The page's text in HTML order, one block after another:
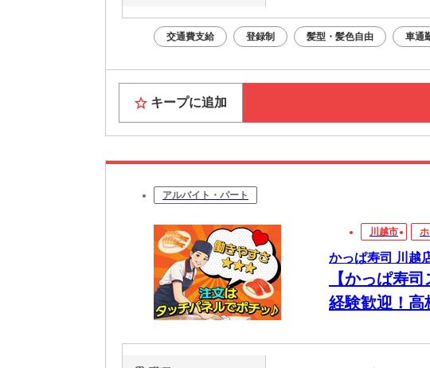
交通費支給 登録制 髪型・髪色自由 車通
キープに追加
アルバイト・パート
川越市
かっぱ寿司 川越
【かっぱ寿
経験歓迎！高